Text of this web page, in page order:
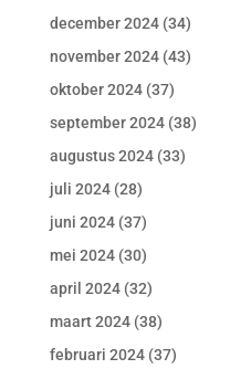
december 2024(34)
november 2024(43)
oktober 2024(37)
september 2024(38)
augustus 2024(33)
juli 2024(28)
juni 2024(37)
mei 2024(30)
april 2024(32)
maart 2024(38)
februari 2024(37)